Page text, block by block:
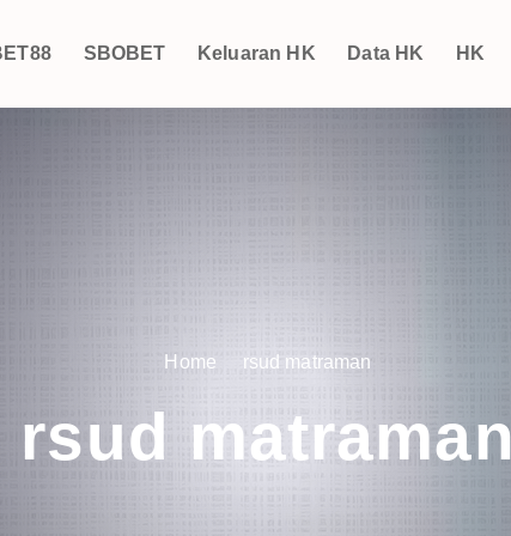
SBOBET Keluaran HK Data HK HK
Home rsud matraman
rsud matraman